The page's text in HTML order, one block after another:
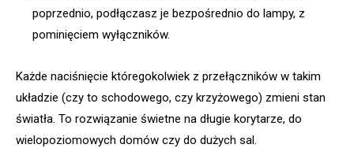
poprzednio, podłączasz je bezpośrednio do lampy, z
pominięciem wyłączników.
Każde naciśnięcie któregokolwiek z przełączników w takim
układzie (czy to schodowego, czy krzyżowego) zmieni stan
światła. To rozwiązanie świetne na długie korytarze, do
wielopoziomowych domów czy do dużych sal.